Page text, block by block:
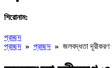
শিরোনাম:
প্রচ্ছদ
প্রচ্ছদ » প্রচ্ছদ » জলবদ্ধতা দূরীকরণ ও